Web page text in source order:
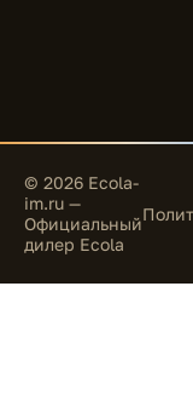
© 2026 Ecola-
im.ru —
Официальный
дилер Ecola